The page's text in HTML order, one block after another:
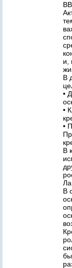
и,
В
•
•
•
В
В